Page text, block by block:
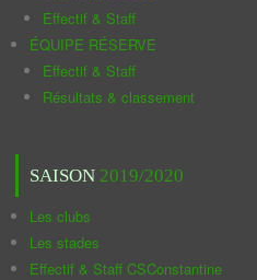
Effectif & Staff
ÉQUIPE RÉSERVE
Effectif & Staff
Résultats & classement
SAISON 2019/2020
Les clubs
Les stades
Effectif & Staff CSConstantine